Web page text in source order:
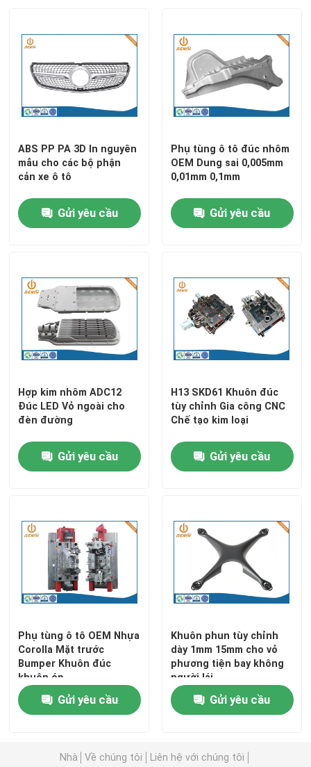
Đúc khuôn nhôm
Phụ tùng EV
Bộ phận tiện CNC
Bộ phận phay CNC
Bộ phận ép nhựa tùy chỉnh
Khuôn ép nhựa
Khuôn đúc
Phụ tùng ô tô đúc khuôn
Phụ tùng nội thất văn phòng
Đúc kẽm
Dịch vụ tạo mẫu nhanh
ABS PP PA 3D In nguyên
mẫu cho các bộ phận
cản xe ô tô
Gửi yêu cầu
Phụ tùng ô tô đúc nhôm
OEM Dung sai 0,005mm
0,01mm 0,1mm
Gửi yêu cầu
Hợp kim nhôm ADC12
Đúc LED Vỏ ngoài cho
đèn đường
Gửi yêu cầu
H13 SKD61 Khuôn đúc
tùy chỉnh Gia công CNC
Chế tạo kim loại
Gửi yêu cầu
Phụ tùng ô tô OEM Nhựa
Corolla Mặt trước
Bumper Khuôn đúc
khuôn ép
Gửi yêu cầu
Khuôn phun tùy chỉnh
dày 1mm 15mm cho vỏ
phương tiện bay không
người lái
Gửi yêu cầu
Nhà Về chúng tôi
Liên hệ với chúng tôi